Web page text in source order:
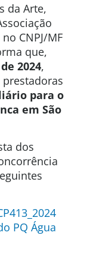
da Arte,
CNPJ/MF
que,
2024,
para o
em São
dos
PQ Água